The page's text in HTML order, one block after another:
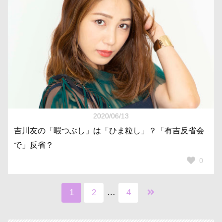
2020/06/13
吉川友の「暇つぶし」は「ひま粒し」？「有吉反省会
で」反省？
0
1 2 … 4